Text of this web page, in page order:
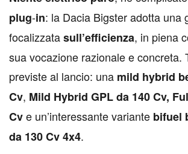
plug-in: la Dacia Bigster adotta una
focalizzatasull’efficienza, in piena
sua vocazione razionale e concreta.
previste al lancio: una mild hybrid
Cv, Mild Hybrid GPL da 140 Cv,
Cve un’interessante variante bifuel
da 130 Cv4x4.